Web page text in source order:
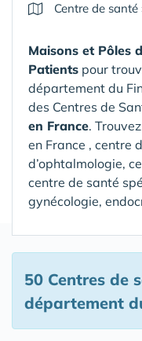
Centre de santé
Maisons et Pôles
Patients pour
département du
des Centres de
en France.
en France , centre
d’ophtalmologie,
centre de santé
gynécologie,
50 Centres de
département